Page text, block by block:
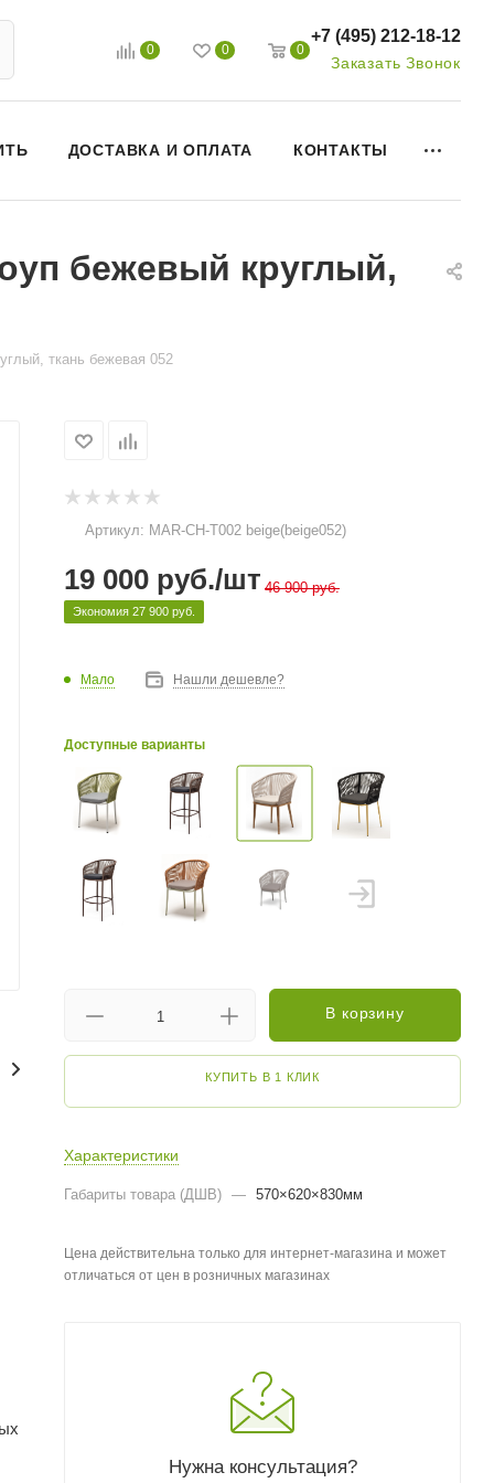
0 0 0
+7 (495) 212-18-12
Заказать Звонок
ДОСТАВКА И ОПЛАТА КОНТАКТЫ
бежевый круглый,
ткань бежевая 052
Артикул: MAR-CH-T002 beige(beige052)
19 000 руб./шт 46 900руб.
Экономия 27 900 руб.
Мало Нашли дешевле?
Доступные варианты
В корзину
КУПИТЬ В 1 КЛИК
Характеристики
Габариты товара (ДШВ) — 570×620×830мм
Цена действительна только для интернет-магазина и может
отличаться от цен в розничных магазинах
Нужна консультация?